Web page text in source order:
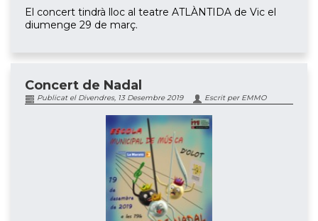
El concert tindrà lloc al teatre ATLÀNTIDA de Vic el
diumenge 29 de març.
Concert de Nadal
Publicat el Divendres, 13 Desembre 2019 Escrit per EMMO